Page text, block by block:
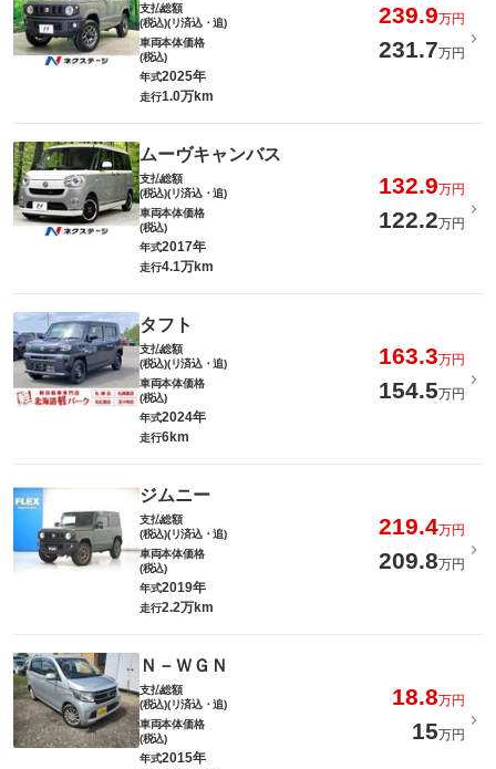
支払総額
(税込)(リ済込・追)
239.9万円
車両本体価格
(税込)
231.7万円
年式2025年
走行1.0万km
ムーヴキャンバス
支払総額
(税込)(リ済込・追)
132.9万円
車両本体価格
(税込)
122.2万円
年式2017年
走行4.1万km
タフト
支払総額
(税込)(リ済込・追)
163.3万円
車両本体価格
(税込)
154.5万円
年式2024年
走行6km
ジムニー
支払総額
(税込)(リ済込・追)
219.4万円
車両本体価格
(税込)
209.8万円
年式2019年
走行2.2万km
Ｎ－ＷＧＮ
支払総額
(税込)(リ済込・追)
18.8万円
車両本体価格
(税込)
15万円
年式2015年